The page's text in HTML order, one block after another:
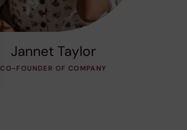
Jannet Taylor
CO-FOUNDER OF COMPANY